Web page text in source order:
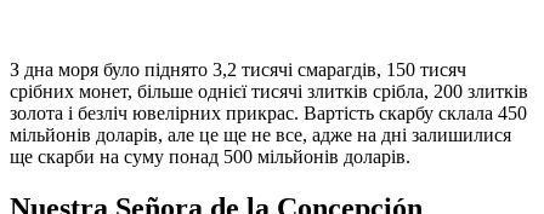
З дна моря було піднято 3,2 тисячі смарагдів, 150 тисяч
срібних монет, більше однієї тисячі злитків срібла, 200 злитків
золота і безліч ювелірних прикрас. Вартість скарбу склала 450
мільйонів доларів, але це ще не все, адже на дні залишилися
ще скарби на суму понад 500 мільйонів доларів.